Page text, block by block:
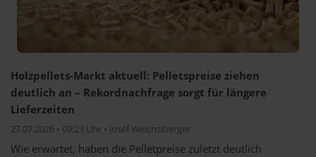
Holzpellets-Markt aktuell: Pelletspreise ziehen
deutlich an – Rekordnachfrage sorgt für längere
Lieferzeiten
27.07.2026 • 09:23 Uhr • Josef Weichslberger
Wie erwartet, haben die Pelletpreise zuletzt deutlich